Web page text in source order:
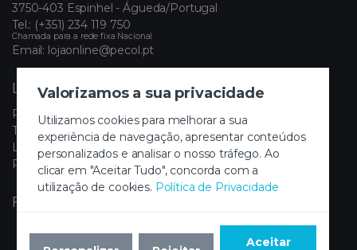
Valorizamos a sua privacidade
Utilizamos cookies para melhorar a sua
experiência de navegação, apresentar conteúdos
personalizados e analisar o nosso tráfego. Ao
clicar em "Aceitar Tudo", concorda com a
utilização de cookies. Política de Privacidade
Aceitar
3750-403 Espinhel - Águeda/Portugal
Tel.: (+351) 234 119 750
Chamada para a rede fixa Nacional
Email: lojaonline@pecol.pt
LINKS ÚTEIS
Política de Privacidade
Termos e Condições
Livro de Reclamações Eletrónico
Painel de Cookies
FIQUE A PAR DAS NOVIDADES